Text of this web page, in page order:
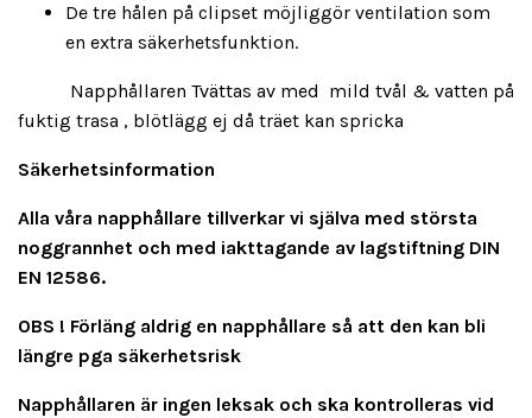
De tre hålen på clipset möjliggör ventilation som
en extra säkerhetsfunktion.
Napphållaren Tvättas av med mild tvål & vatten på
fuktig trasa , blötlägg ej då träet kan spricka
Säkerhetsinformation
Alla våra napphållare tillverkar vi själva med största
noggrannhet och med iakttagande av lagstiftning DIN
EN 12586.
OBS ! Förläng aldrig en napphållare så att den kan bli
längre pga säkerhetsrisk
Napphållaren är ingen leksak och ska kontrolleras vid